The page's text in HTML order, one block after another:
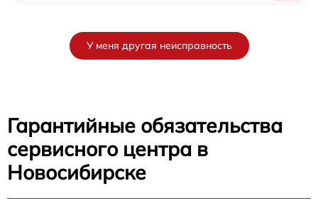
У меня другая неисправность
Гарантийные обязательства
сервисного центра в
Новосибирске